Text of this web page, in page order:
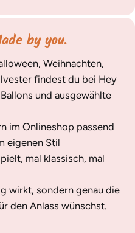
by you.
Weihnachten,
findest du bei Hey
und ausgewählte
im Onlineshop passend
eigenen Stil
mal klassisch, mal
wirkt, sondern genau die
den Anlass wünschst.